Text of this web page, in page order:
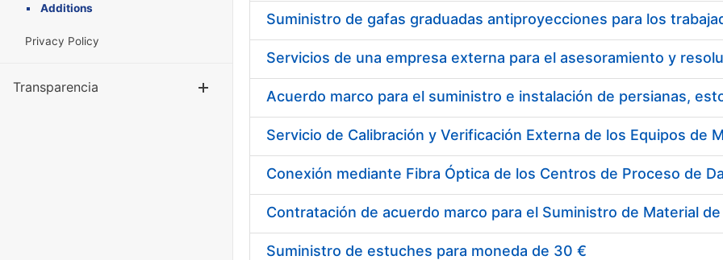
Additions
Privacy Policy
Transparencia Show/Hide
Acuerdo marco para el suministro e instalación de persianas,
Suministro de estuches para moneda de 30 €